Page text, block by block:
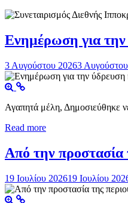
Ενημέρωση για την
3 Αυγούστου 20263
Αγαπητά μέλη, Δημοσιεύθηκε
Read more
Από την προστασία
19 Ιουλίου 202619 Ιουλίου